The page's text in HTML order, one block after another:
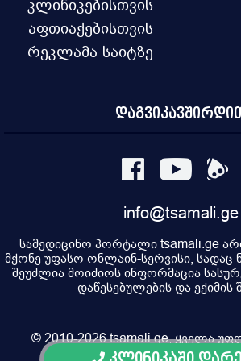
კლინიკებისთვის
აფთიაქებისთვის
რეკლამა საიტზე
info@tsamali.ge
სამედიცინო პორტალი tsamali.ge
მქონე უფასო ონლაინ-სერვისი, სადაც
შეუძლია მოიძიოს ინფორმაცია
დაწესებულების და ექიმის
© 2010-2026 tsamali.ge, ყველა